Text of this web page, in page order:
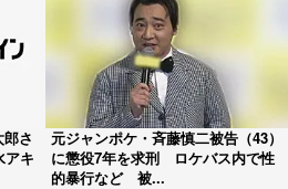
さ
キ
元ジャンポケ・斉藤慎二被告（43）
に懲役7年を求刑 ロケバス内で性
的暴行など 被...